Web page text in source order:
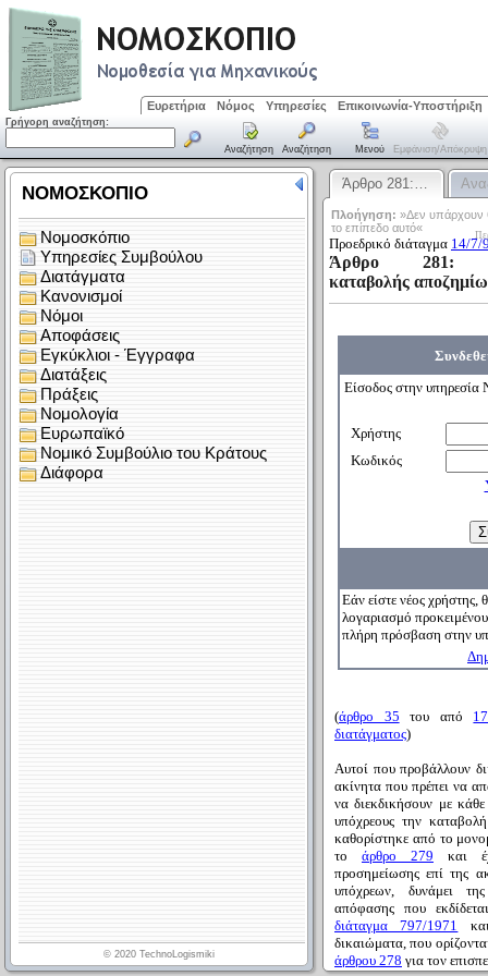
Ευρετήρια Νόμος Υπηρεσίες Επικοινωνία-Υποστήριξη
Γρήγορη αναζήτηση:
Αναζήτηση Αναζήτηση Μενού Εμφάνιση/απόκρυψη
Άρθρο 281:…